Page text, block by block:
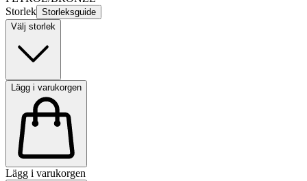
Storlek Storleksguide
Välj storlek
Lägg i varukorgen
Lägg i varukorgen